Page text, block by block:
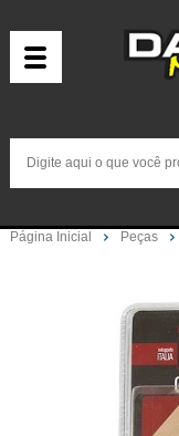
Página Inicial Peças